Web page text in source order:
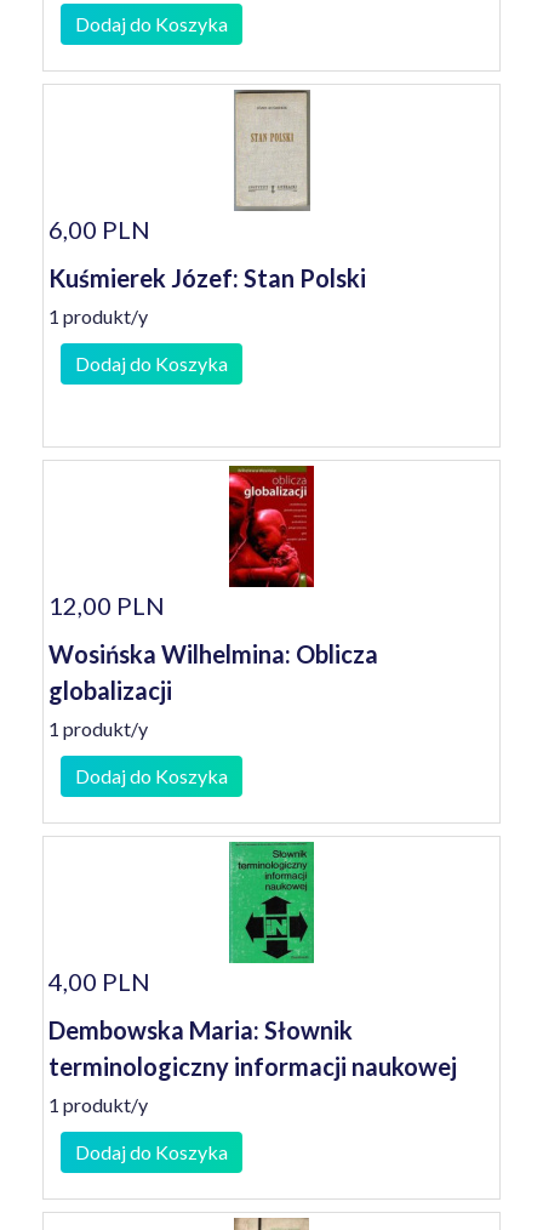
Dodaj do Koszyka
6,00 PLN
Kuśmierek Józef: Stan Polski
1 produkt/y
Dodaj do Koszyka
12,00 PLN
Wosińska Wilhelmina: Oblicza
globalizacji
1 produkt/y
Dodaj do Koszyka
4,00 PLN
Dembowska Maria: Słownik
terminologiczny informacji naukowej
1 produkt/y
Dodaj do Koszyka